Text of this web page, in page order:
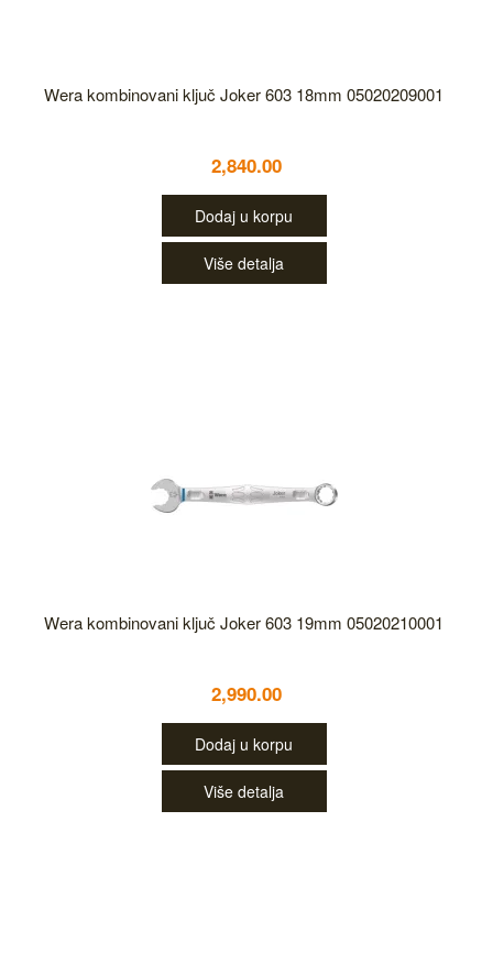
Wera kombinovani ključ Joker 603 18mm 05020209001
2,840.00
Dodaj u korpu
Više detalja
Wera kombinovani ključ Joker 603 19mm 05020210001
2,990.00
Dodaj u korpu
Više detalja